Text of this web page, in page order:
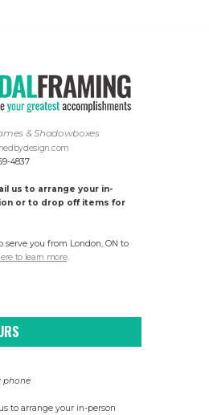
& Shadowboxes
4837
us to arrange your in-
or to drop off items for
serve you from London, ON to
to learn more.
phone
to arrange your in-person